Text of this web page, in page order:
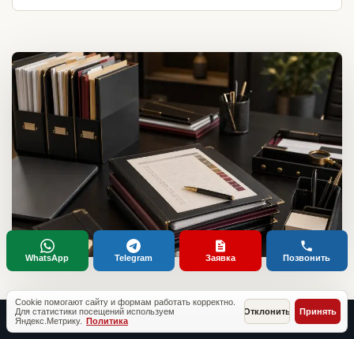
Cookie помогают сайту и формам работать корректно.
Для статистики посещений используем
Яндекс.Метрику. Политика
Отклонить Принять
WhatsApp Telegram Заявка Позвонить